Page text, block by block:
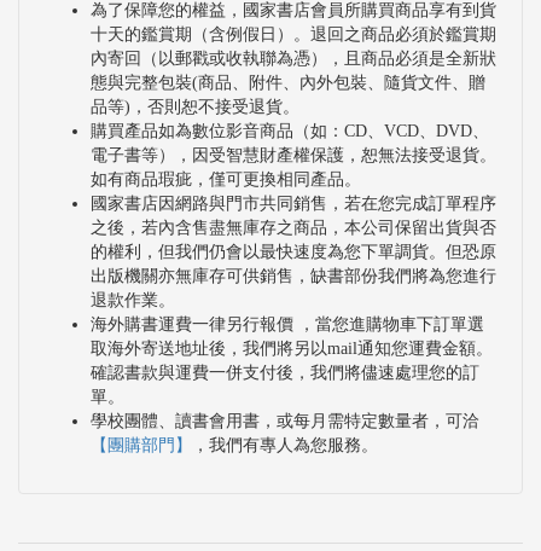
為了保障您的權益，國家書店會員所購買商品享有到貨
十天的鑑賞期（含例假日）。退回之商品必須於鑑賞期
內寄回（以郵戳或收執聯為憑），且商品必須是全新狀
態與完整包裝(商品、附件、內外包裝、隨貨文件、贈
品等)，否則恕不接受退貨。
購買產品如為數位影音商品（如：CD、VCD、DVD、
電子書等），因受智慧財產權保護，恕無法接受退貨。
如有商品瑕疵，僅可更換相同產品。
國家書店因網路與門市共同銷售，若在您完成訂單程序
之後，若內含售盡無庫存之商品，本公司保留出貨與否
的權利，但我們仍會以最快速度為您下單調貨。但恐原
出版機關亦無庫存可供銷售，缺書部份我們將為您進行
退款作業。
海外購書運費一律另行報價 ，當您進購物車下訂單選
取海外寄送地址後，我們將另以mail通知您運費金額。
確認書款與運費一併支付後，我們將儘速處理您的訂
單。
學校團體、讀書會用書，或每月需特定數量者，可洽
【團購部門】
，我們有專人為您服務。